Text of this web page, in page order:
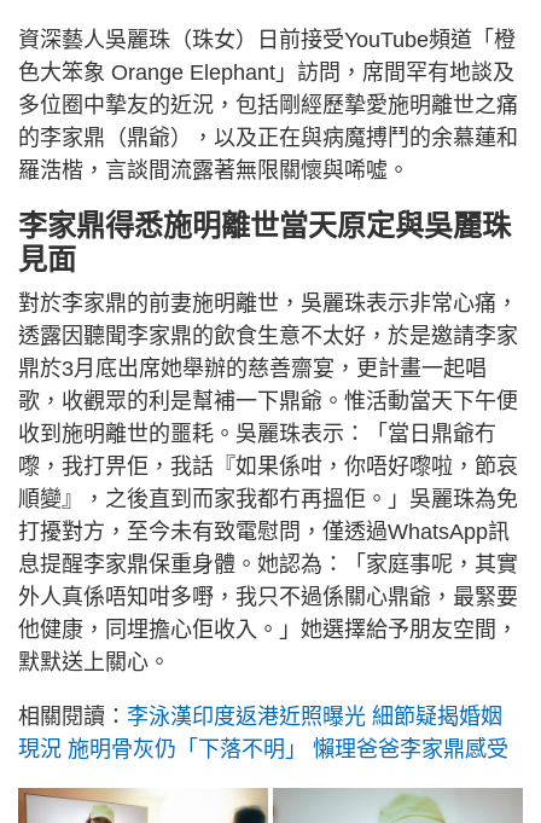
資深藝人吳麗珠（珠女）日前接受YouTube頻道「橙
色大笨象 Orange Elephant」訪問，席間罕有地談及
多位圈中摯友的近況，包括剛經歷摯愛施明離世之痛
的李家鼎（鼎爺），以及正在與病魔搏鬥的余慕蓮和
羅浩楷，言談間流露著無限關懷與唏噓。
李家鼎得悉施明離世當天原定與吳麗珠
見面
對於李家鼎的前妻施明離世，吳麗珠表示非常心痛，
透露因聽聞李家鼎的飲食生意不太好，於是邀請李家
鼎於3月底出席她舉辦的慈善齋宴，更計畫一起唱
歌，收觀眾的利是幫補一下鼎爺。惟活動當天下午便
收到施明離世的噩耗。吳麗珠表示：「當日鼎爺冇
嚟，我打畀佢，我話『如果係咁，你唔好嚟啦，節哀
順變』，之後直到而家我都冇再搵佢。」吳麗珠為免
打擾對方，至今未有致電慰問，僅透過WhatsApp訊
息提醒李家鼎保重身體。她認為：「家庭事呢，其實
外人真係唔知咁多嘢，我只不過係關心鼎爺，最緊要
他健康，同埋擔心佢收入。」她選擇給予朋友空間，
默默送上關心。
相關閱讀： 李泳漢印度返港近照曝光 細節疑揭婚姻
現況 施明骨灰仍「下落不明」 懶理爸爸李家鼎感受